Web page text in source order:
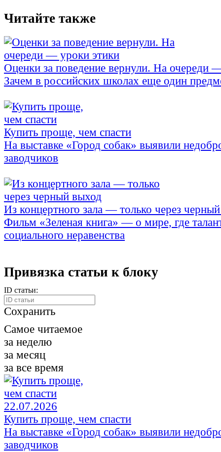
Читайте также
Оценки за поведение вернули. На очереди
Зачем в российских школах еще один
Купить проще, чем спасти
На выставке «Город собак» выявили
заводчиков
Из концертного зала — только через
Фильм «Зеленая книга» — о мире, где
социального неравенства
Привязка статьи к блоку
ID статьи:
Сохранить
Самое читаемое
за неделю
за месяц
за все время
22.07.2026
Купить проще, чем спасти
На выставке «Город собак» выявили
заводчиков